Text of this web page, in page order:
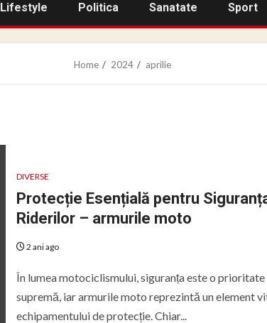
Lifestyle Politica Sanatate Sport
Home 2024 aprilie
DIVERSE
Protecție Esențială pentru
Riderilor – armurile moto
2 ani ago
În lumea motociclismului, siguranța este o prioritate
supremă, iar armurile moto reprezintă un element
echipamentului de protecție. Chiar...